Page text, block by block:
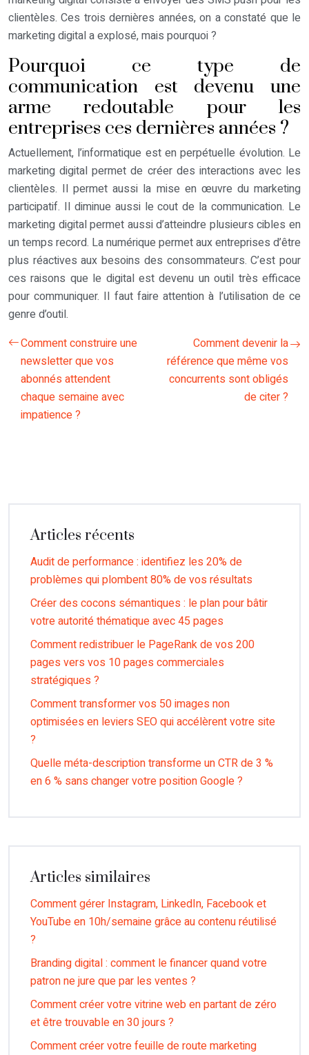
clientèles. Ces trois dernières années, on a constaté que le
marketing digital a explosé, mais pourquoi ?
Pourquoi ce type de
communication est devenu une
arme redoutable pour les
entreprises ces dernières années ?
Actuellement, l’informatique est en perpétuelle évolution. Le
marketing digital permet de créer des interactions avec les
clientèles. Il permet aussi la mise en œuvre du marketing
participatif. Il diminue aussi le cout de la communication. Le
marketing digital permet aussi d’atteindre plusieurs cibles en
un temps record. La numérique permet aux entreprises d’être
plus réactives aux besoins des consommateurs. C’est pour
ces raisons que le digital est devenu un outil très efficace
pour communiquer. Il faut faire attention à l’utilisation de ce
genre d’outil.
Comment construire une
newsletter que vos
abonnés attendent
chaque semaine avec
impatience ?
Comment devenir la
référence que même vos
concurrents sont obligés
de citer ?
Articles récents
Audit de performance : identifiez les 20% de
problèmes qui plombent 80% de vos résultats
Créer des cocons sémantiques : le plan pour bâtir
votre autorité thématique avec 45 pages
Comment redistribuer le PageRank de vos 200
pages vers vos 10 pages commerciales
stratégiques ?
Comment transformer vos 50 images non
optimisées en leviers SEO qui accélèrent votre site
?
Quelle méta-description transforme un CTR de 3 %
en 6 % sans changer votre position Google ?
Articles similaires
Comment gérer Instagram, LinkedIn, Facebook et
YouTube en 10h/semaine grâce au contenu réutilisé
?
Branding digital : comment le financer quand votre
patron ne jure que par les ventes ?
Comment créer votre vitrine web en partant de zéro
et être trouvable en 30 jours ?
Comment créer votre feuille de route marketing